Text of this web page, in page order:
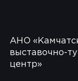
АНО
выставочно-
центр»